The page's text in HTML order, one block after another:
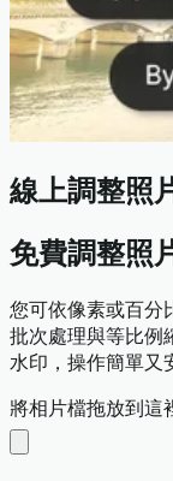
線上調整照
免費調整照
您可依像素或百分
批次處理與等比例
水印，操作簡單又
將相片檔拖放到這